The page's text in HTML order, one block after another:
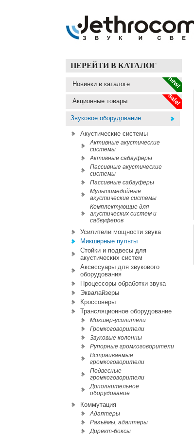
ПЕРЕЙТИ В КАТАЛОГ
new!
Новинки в каталоге
sale!
Акционные товары
Звуковое оборудование
Акустические системы
Активные акустические
системы
Активные сабвуферы
Пассивные акустические
системы
Пассивные сабвуферы
Мультимедийные
акустические системы
Комплектующие для
акустических систем и
сабвуферов
Усилители мощности звука
Микшерные пульты
Стойки и подвесы для
акустических систем
Аксессуары для звукового
оборудования
Процессоры обработки звука
Эквалайзеры
Кроссоверы
Трансляционное оборудование
Микшер-усилители
Громкоговорители
Звуковые колонны
Рупорные громкоговорители
Встраиваемые
громкоговорители
Подвесные
громкоговорители
Дополнительное
оборудование
Коммутация
Адаптеры
Разъёмы, адаптеры
Директ-боксы